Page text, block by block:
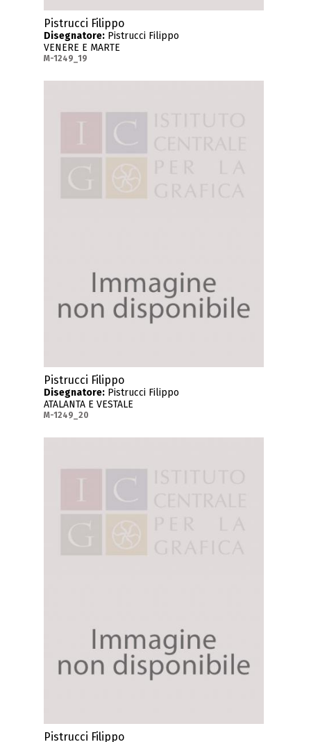
Pistrucci Filippo
Disegnatore: Pistrucci Filippo
VENERE E MARTE
M-1249_19
Pistrucci Filippo
Disegnatore: Pistrucci Filippo
ATALANTA E VESTALE
M-1249_20
Pistrucci Filippo